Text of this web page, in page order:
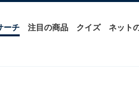
ーチ 注目の商品 クイズ ネット